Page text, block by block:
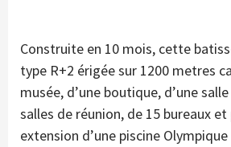
Construite en 10 mois, cette
type R+2 érigée sur 1200 metres
musée, d’une boutique, d’une
salles de réunion, de 15 bureaux
extension d’une piscine